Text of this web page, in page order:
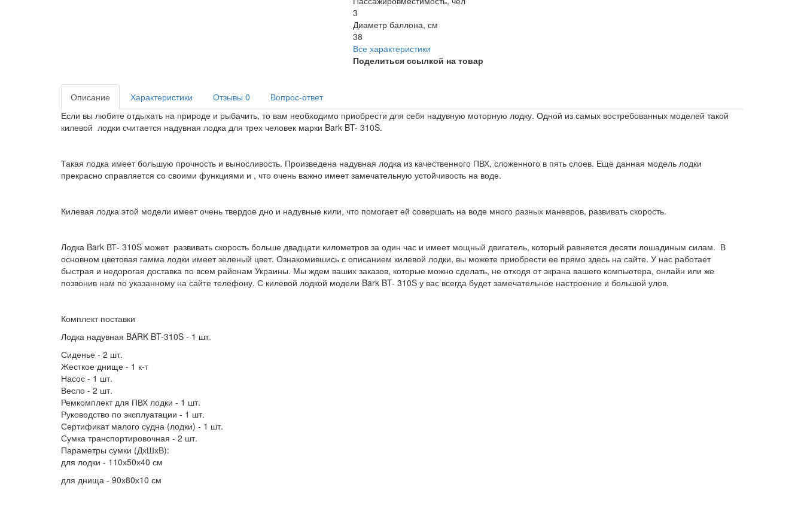
3
Диаметр баллона, см
38
Все характеристики
Поделиться ссылкой на товар
Описание Характеристики Отзывы 0
Вопрос-ответ
Если вы любите отдыхать на природе и рыбачить, то вам необходимо приобрести для себя надувную моторную лодку. Одной из самых востребованных моделей такой
килевой лодки считается надувная лодка для трех человек марки Bark BT- 310S.
Такая лодка имеет большую прочность и выносливость. Произведена надувная лодка из качественного ПВХ, сложенного в пять слоев. Еще данная модель лодки
прекрасно справляется со своими функциями и , что очень важно имеет замечательную устойчивость на воде.
Килевая лодка этой модели имеет очень твердое дно и надувные кили, что помогает ей совершать на воде много разных маневров, развивать скорость.
Лодка Bark ВТ- 310S может развивать скорость больше двадцати километров за один час и имеет мощный двигатель, который равняется десяти лошадиным силам. В
основном цветовая гамма лодки имеет зеленый цвет. Ознакомившись с описанием килевой лодки, вы можете приобрести ее прямо здесь на сайте. У нас работает
быстрая и недорогая доставка по всем районам Украины. Мы ждем ваших заказов, которые можно сделать, не отходя от экрана вашего компьютера, онлайн или же
позвонив нам по указанному на сайте телефону. С килевой лодкой модели Bark BT- 310S у вас всегда будет замечательное настроение и большой улов.
Комплект поставки
Лодка надувная BARK BT-310S - 1 шт.
Сиденье - 2 шт.
Жесткое днище - 1 к-т
Насос - 1 шт.
Весло - 2 шт.
Ремкомплект для ПВХ лодки - 1 шт.
Руководство по эксплуатации - 1 шт.
Сертификат малого судна (лодки) - 1 шт.
Сумка транспортировочная - 2 шт.
Параметры сумки (ДхШхВ):
для лодки - 110х50х40 см
для днища - 90х80х10 см